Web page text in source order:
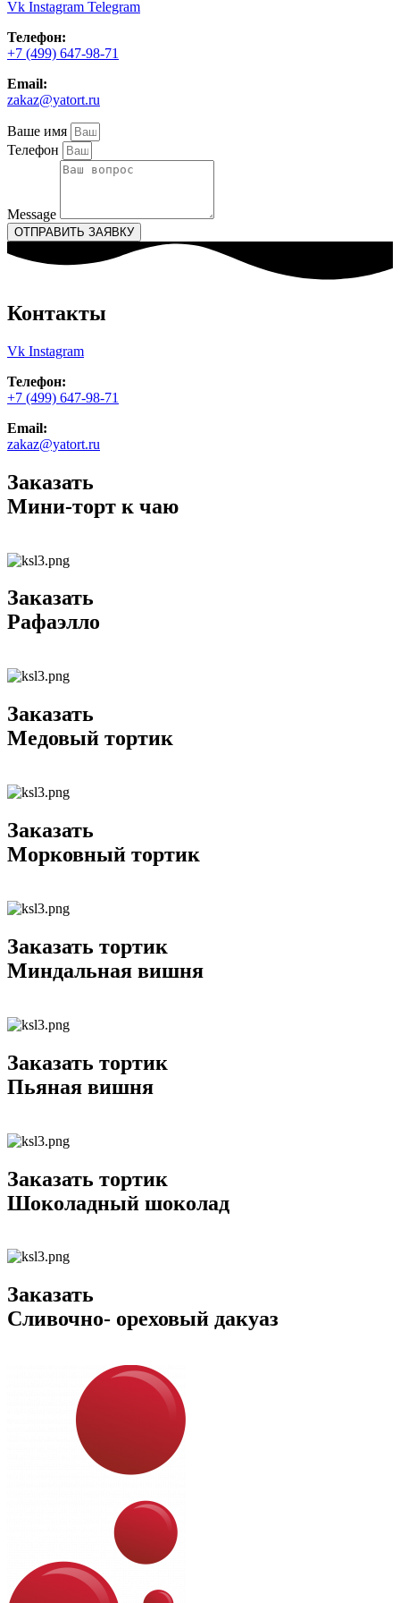
Vk Instagram Telegram
Телефон:
+7 (499) 647-98-71
Email:
zakaz@yatort.ru
Ваше имя
Телефон
Message
ОТПРАВИТЬ ЗАЯВКУ
Контакты
Vk Instagram
Телефон:
+7 (499) 647-98-71
Email:
zakaz@yatort.ru
Заказать
Мини-торт к чаю
Заказать
Рафаэлло
Заказать
Медовый тортик
Заказать
Морковный тортик
Заказать тортик
Миндальная вишня
Заказать тортик
Пьяная вишня
Заказать тортик
Шоколадный шоколад
Заказать
Сливочно- ореховый дакуаз